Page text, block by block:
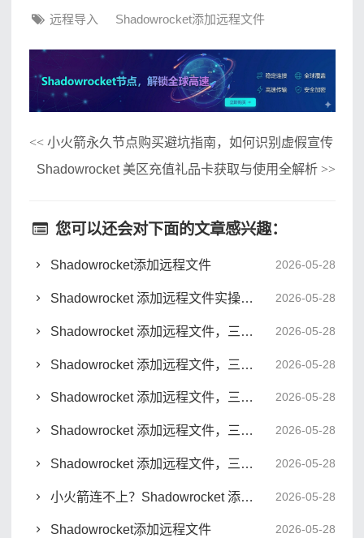
远程导入 Shadowrocket添加远程文件
<<小火箭永久节点购买避坑指南，如何识别虚假宣传
Shadowrocket 美区充值礼品卡获取与使用全解析 >>
您可以还会对下面的文章感兴趣：
Shadowrocket添加远程文件 2026-05-28
Shadowrocket 添加远程文件实操与路由模式深度解析 2026-05-28
Shadowrocket 添加远程文件，三种高效导入方式详解 2026-05-28
Shadowrocket 添加远程文件，三种高效导入方式详解 2026-05-28
Shadowrocket 添加远程文件，三步搞定复杂规则配置 2026-05-28
Shadowrocket 添加远程文件，三种高效导入方式详解 2026-05-28
Shadowrocket 添加远程文件，三种高效导入方式详解 2026-05-28
小火箭连不上？Shadowrocket 添加远程文件实操解析 2026-05-28
Shadowrocket添加远程文件 2026-05-28